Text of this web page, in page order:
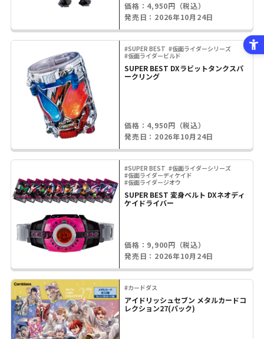
価格：4,950円（税込）
発売日：2026年10月24日
#SUPER BEST #仮面ライダーシリーズ
#仮面ライダービルド
SUPER BEST DXラビットタンクスパ
ークリング
価格：4,950円（税込）
発売日：2026年10月24日
#SUPER BEST #仮面ライダーシリーズ
#仮面ライダーディケイド
#仮面ライダージオウ
SUPER BEST 変身ベルト DXネオディ
ケイドライバー
価格：9,900円（税込）
発売日：2026年10月24日
#カードダス
アイドリッシュセブン メタルカードコ
レクション27(パック)